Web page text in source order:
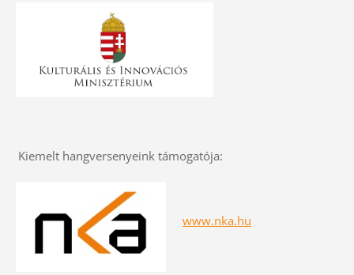
Kiemelt hangversenyeink támogatója:
www.nka.hu